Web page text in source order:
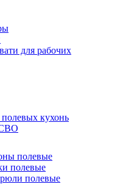
для рабочих
кухонь
полевые
полевые
полевые